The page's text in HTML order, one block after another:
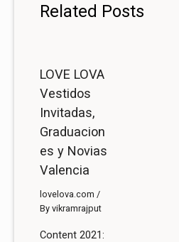
Related Posts
LOVE LOVA
Vestidos
Invitadas,
Graduacion
es y Novias
Valencia
lovelova.com /
Byvikramrajput
Content 2021: